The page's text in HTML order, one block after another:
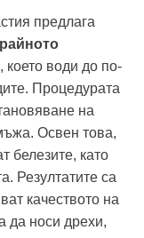
предлага
, което води до по-
Процедурата
на
Освен това,
белезите, като
Резултатите са
качеството на
да носи дрехи,